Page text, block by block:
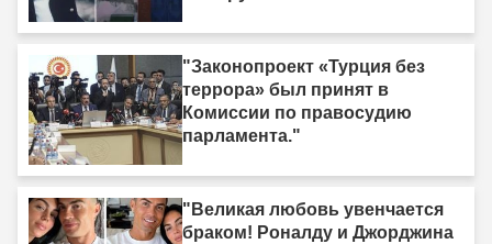
"Законопроект «Турция без
террора» был принят в
Комиссии по правосудию
парламента."
"Великая любовь увенчается
браком! Роналду и Джорджина